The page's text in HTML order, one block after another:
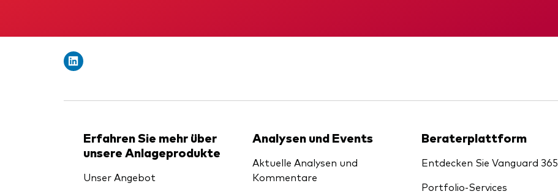
Erfahren Sie mehr über
unsere Anlageprodukte
Unser Angebot
Analysen und Events
Aktuelle Analysen und
Kommentare
Beraterplattform
Entdecken Sie Vanguard 365
Portfolio-Services